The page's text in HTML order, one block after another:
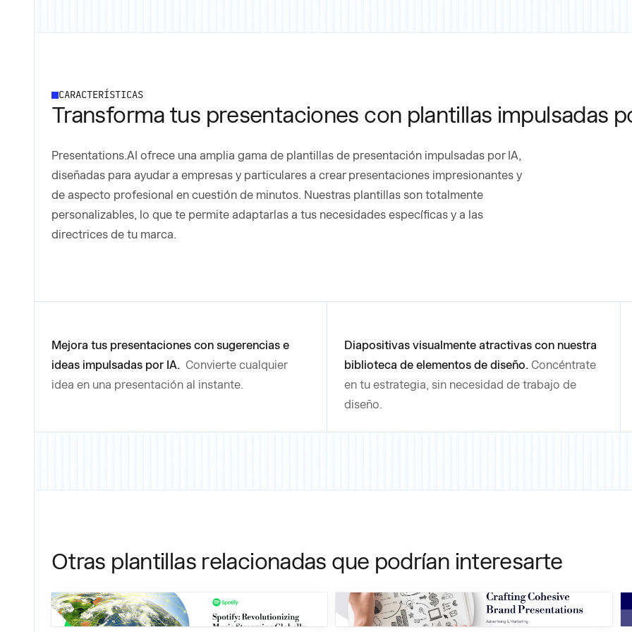
CARACTERÍSTICAS
Transforma tus presentaciones con plantillas impulsadas
Presentations.AI ofrece una amplia gama de plantillas de presentación impulsadas por IA,
diseñadas para ayudar a empresas y particulares a crear presentaciones impresionantes y
de aspecto profesional en cuestión de minutos. Nuestras plantillas son totalmente
personalizables, lo que te permite adaptarlas a tus necesidades específicas y a las
directrices de tu marca.
Mejora tus presentaciones con sugerencias e
ideas impulsadas por IA. Convierte cualquier
idea en una presentación al instante.
Diapositivas visualmente atractivas con nuestra
biblioteca de elementos de diseño. Concéntrate
en tu estrategia, sin necesidad de trabajo de
diseño.
Otras plantillas relacionadas que podrían interesarte